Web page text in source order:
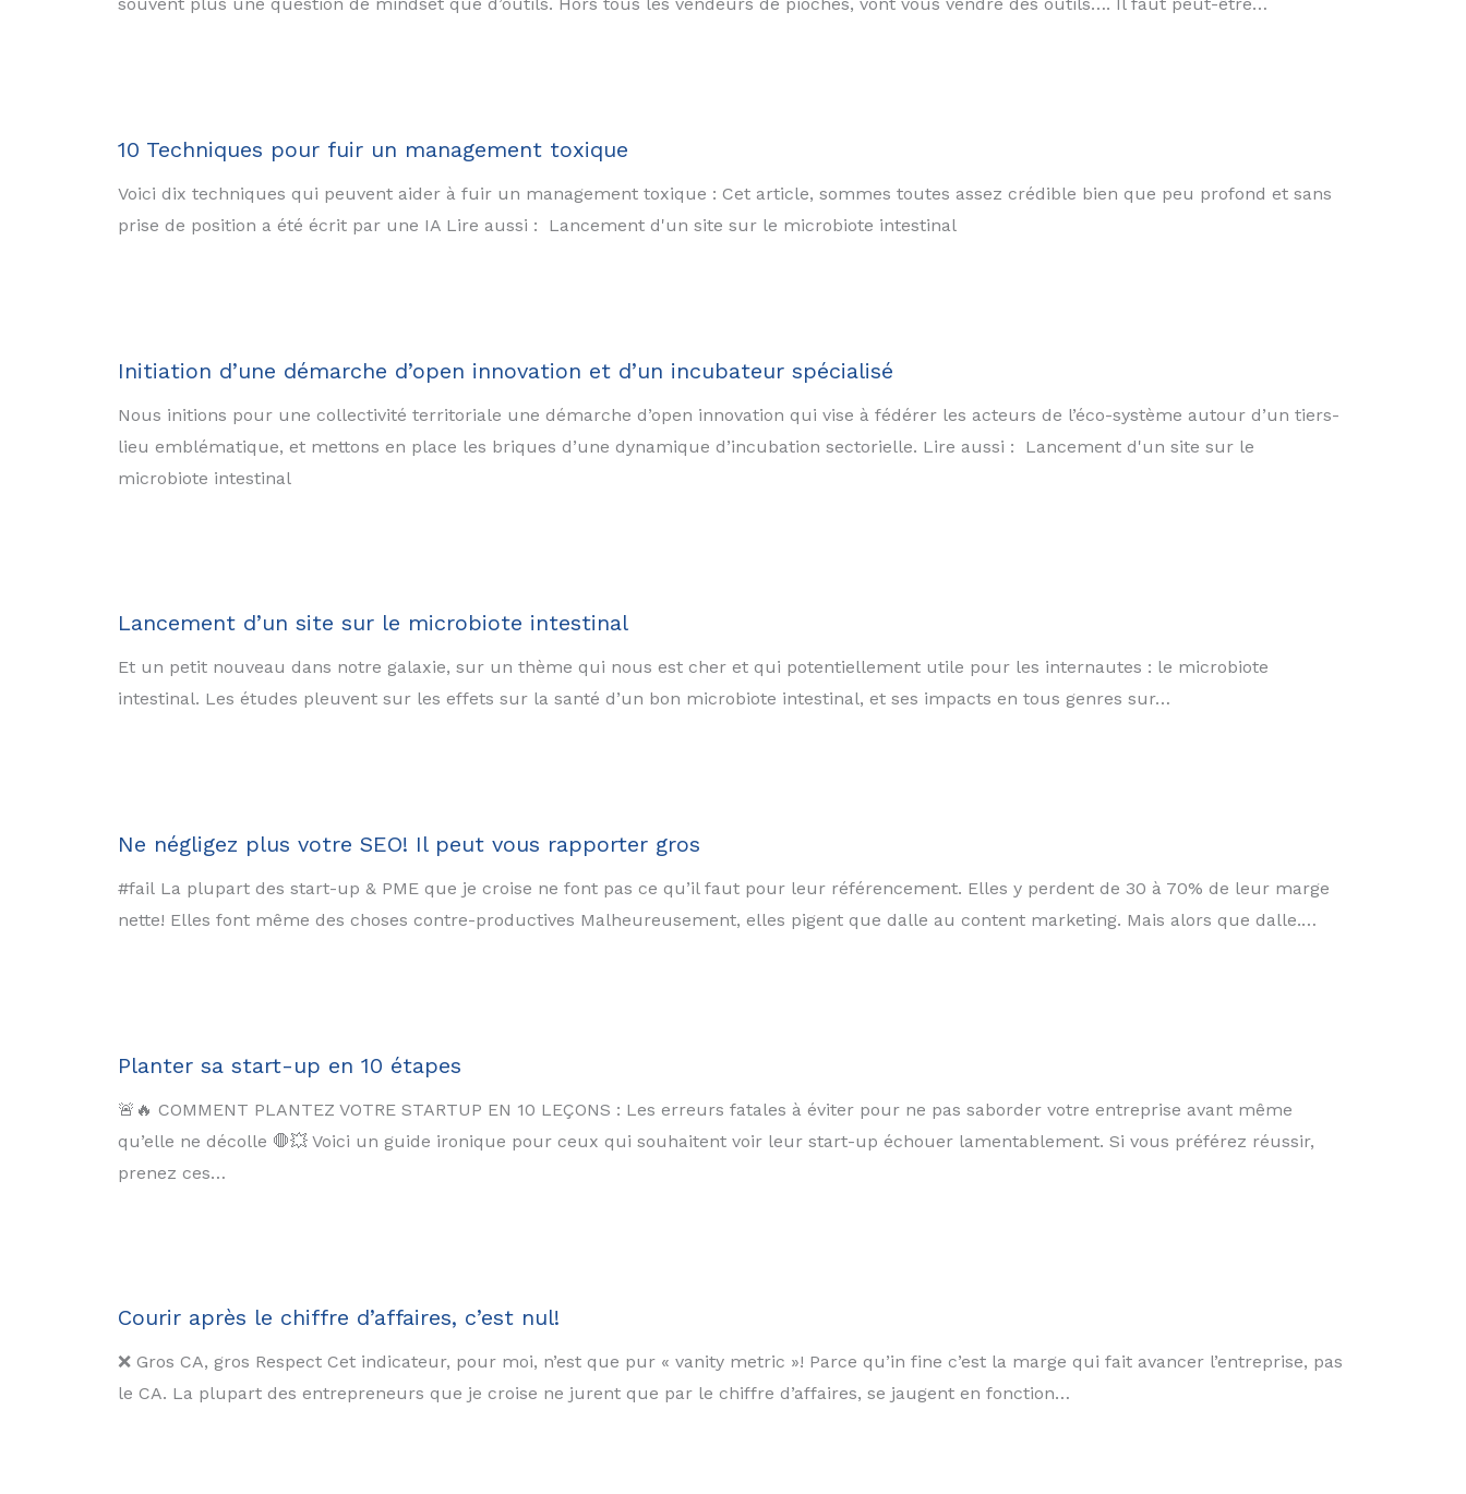
10 Techniques pour fuir un management toxique
Voici dix techniques qui peuvent aider à fuir un management toxique : Cet article, sommes toutes assez crédible bien que peu profond et sans
prise de position a été écrit par une IA Lire aussi : Lancement d'un site sur le microbiote intestinal
Initiation d’une démarche d’open innovation et d’un incubateur spécialisé
Nous initions pour une collectivité territoriale une démarche d’open innovation qui vise à fédérer les acteurs de l’éco-système autour d’un tiers-
lieu emblématique, et mettons en place les briques d’une dynamique d’incubation sectorielle. Lire aussi : Lancement d'un site sur le
microbiote intestinal
Lancement d’un site sur le microbiote intestinal
Et un petit nouveau dans notre galaxie, sur un thème qui nous est cher et qui potentiellement utile pour les internautes : le microbiote
intestinal. Les études pleuvent sur les effets sur la santé d’un bon microbiote intestinal, et ses impacts en tous genres sur…
Ne négligez plus votre SEO! Il peut vous rapporter gros
#fail La plupart des start-up & PME que je croise ne font pas ce qu’il faut pour leur référencement. Elles y perdent de 30 à 70% de leur marge
nette! Elles font même des choses contre-productives Malheureusement, elles pigent que dalle au content marketing. Mais alors que dalle.…
Planter sa start-up en 10 étapes
🚨🔥 COMMENT PLANTEZ VOTRE STARTUP EN 10 LEÇONS : Les erreurs fatales à éviter pour ne pas saborder votre entreprise avant même
qu’elle ne décolle 🛑💥 Voici un guide ironique pour ceux qui souhaitent voir leur start-up échouer lamentablement. Si vous préférez réussir,
prenez ces…
Courir après le chiffre d’affaires, c’est nul!
❌ Gros CA, gros Respect Cet indicateur, pour moi, n’est que pur « vanity metric »! Parce qu’in fine c’est la marge qui fait avancer l’entreprise, pas
le CA. La plupart des entrepreneurs que je croise ne jurent que par le chiffre d’affaires, se jaugent en fonction…